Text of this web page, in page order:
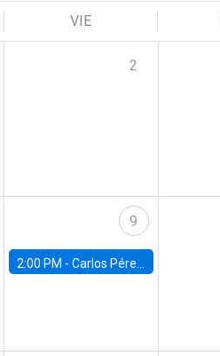
VIE
2
9
2:00 PM - Carlos Pérez, Universidad Finis Terrae